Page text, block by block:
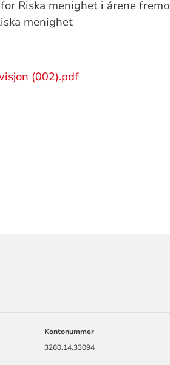
Riska menighet i årene
menighet
(002).pdf
Kontonummer
3260.14.33094